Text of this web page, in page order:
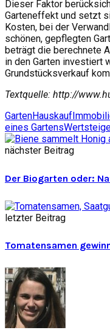
Dieser Faktor
Garteneffekt und setzt
Kosten, bei der
schönen, gepflegten
beträgt die berechnete
in den Garten investiert
Grundstücksverkauf
Textquelle: http://
GartenHauskauf
eines Gartens
nächster Beitrag
Der Biogarten oder:
letzter Beitrag
Tomatensamen